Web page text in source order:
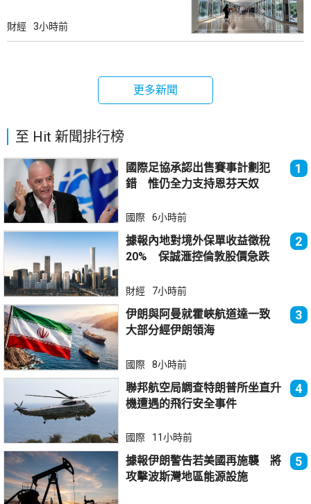
財經 3小時前
更多新聞
至 Hit 新聞排行榜
國際足協承認出售賽事計劃犯
錯 惟仍全力支持恩芬天奴
1
國際 6小時前
據報內地對境外保單收益徵稅
20% 保誠滙控倫敦股價急跌
2
財經 7小時前
伊朗與阿曼就霍峽航道達一致
大部分經伊朗領海
3
國際 8小時前
聯邦航空局調查特朗普所坐直升
機遭遇的飛行安全事件
4
國際 11小時前
據報伊朗警告若美國再施襲 將
攻擊波斯灣地區能源設施
5